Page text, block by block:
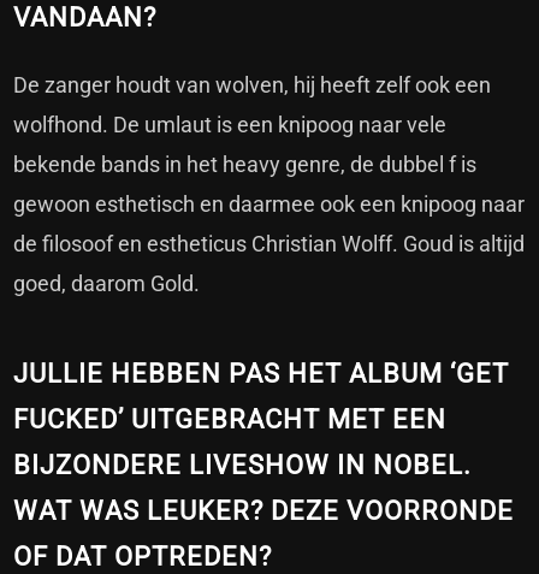
VANDAAN?
De zanger houdt van wolven, hij heeft zelf ook een
wolfhond. De umlaut is een knipoog naar vele
bekende bands in het heavy genre, de dubbel f is
gewoon esthetisch en daarmee ook een knipoog naar
de filosoof en estheticus Christian Wolff. Goud is altijd
goed, daarom Gold.
JULLIE HEBBEN PAS HET ALBUM ‘GET
FUCKED’ UITGEBRACHT MET EEN
BIJZONDERE LIVESHOW IN NOBEL.
WAT WAS LEUKER? DEZE VOORRONDE
OF DAT OPTREDEN?